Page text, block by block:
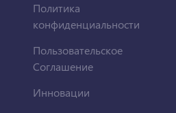
Политика
конфиденциальности
Пользовательское
Соглашение
Инновации